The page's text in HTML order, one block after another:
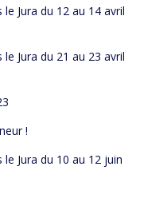
Jura du 12 au 14 avril
Jura du 21 au 23 avril
!
Jura du 10 au 12 juin